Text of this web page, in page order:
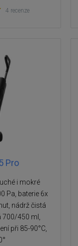
4 recenze
Pro
i mokré
Pa, baterie 6x
nádrž čistá
450 ml,
při 85-90°C,